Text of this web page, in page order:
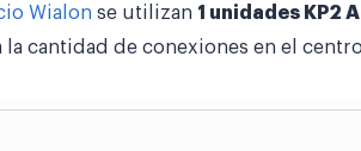
Wialon se utilizan 1 unidades KP2
la cantidad de conexiones en el